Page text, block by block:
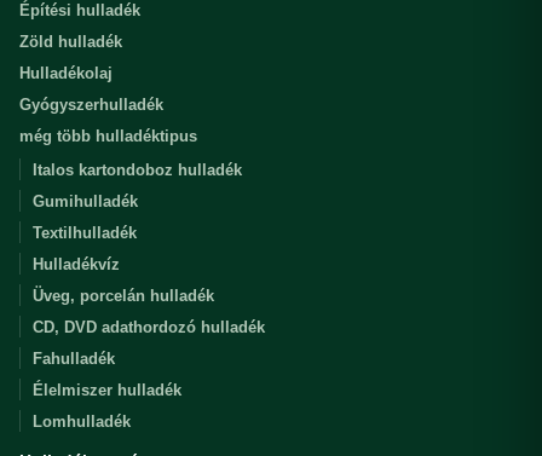
Építési hulladék
Zöld hulladék
Hulladékolaj
Gyógyszerhulladék
még több hulladéktipus
Italos kartondoboz hulladék
Gumihulladék
Textilhulladék
Hulladékvíz
Üveg, porcelán hulladék
CD, DVD adathordozó hulladék
Fahulladék
Élelmiszer hulladék
Lomhulladék